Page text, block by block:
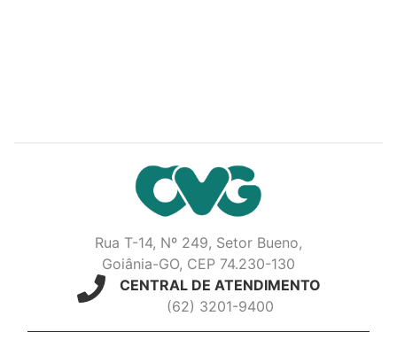
Rua T-14, Nº 249, Setor Bueno,
Goiânia-GO, CEP 74.230-130
CENTRAL DE ATENDIMENTO
(62) 3201-9400